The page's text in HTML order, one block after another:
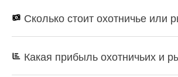
Сколько стоит охотничье или
Какая прибыль охотничьих и